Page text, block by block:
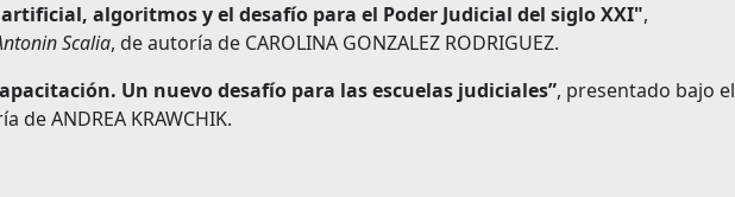
algoritmos y el desafío para el Poder Judicial del siglo XXI",
Scalia, de autoría de CAROLINA GONZALEZ RODRIGUEZ.
Un nuevo desafío para las escuelas judiciales”, presentado bajo el
de ANDREA KRAWCHIK.